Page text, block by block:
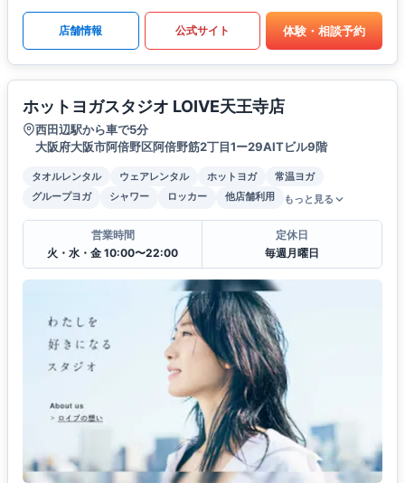
店舗情報 公式サイト 体験・相談予約
ホットヨガスタジオ LOIVE天王寺店
西田辺駅から車で5分
大阪府大阪市阿倍野区阿倍野筋2丁目1ー29AITビル9階
タオルレンタル ウェアレンタル ホットヨガ
常温ヨガ
グループヨガ
シャワー ロッカー 他店舗利用 もっと見る
営業時間
火・水・金 10:00〜22:00
定休日
毎週月曜日